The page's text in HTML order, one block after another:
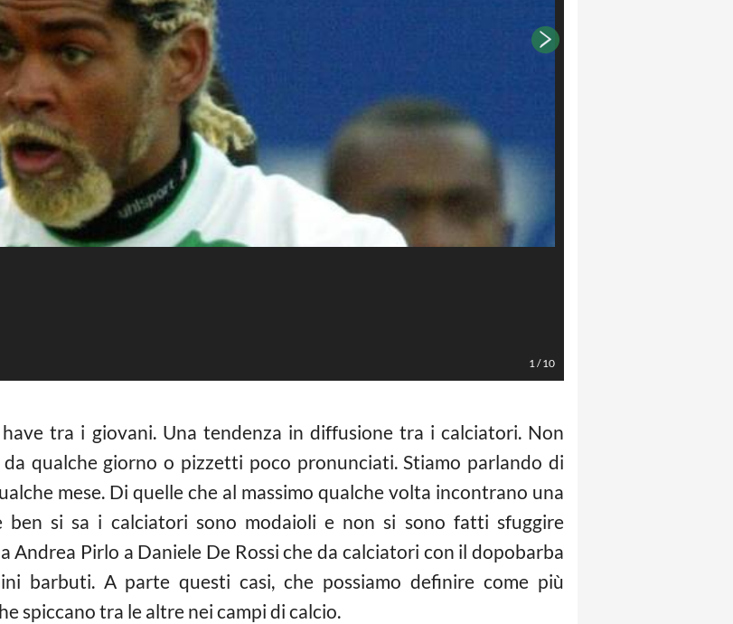
1/10
tra i giovani. Una tendenza in diffusione tra i calciatori. Non
qualche giorno o pizzetti poco pronunciati. Stiamo parlando di
mese. Di quelle che al massimo qualche volta incontrano una
ben si sa i calciatori sono modaioli e non si sono fatti sfuggire
Andrea Pirlo a Daniele De Rossi che da calciatori con il dopobarba
barbuti. A parte questi casi, che possiamo definire come più
spiccano tra le altre nei campi di calcio.